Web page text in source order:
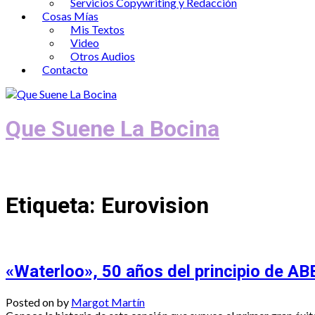
Cosas Mías
Mis Textos
Video
Otros Audios
Contacto
Que Suene La Bocina
Etiqueta: Eurovision
«Waterloo», 50 años del principio de
Posted on by Margot Martín